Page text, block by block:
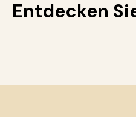
Entdecken